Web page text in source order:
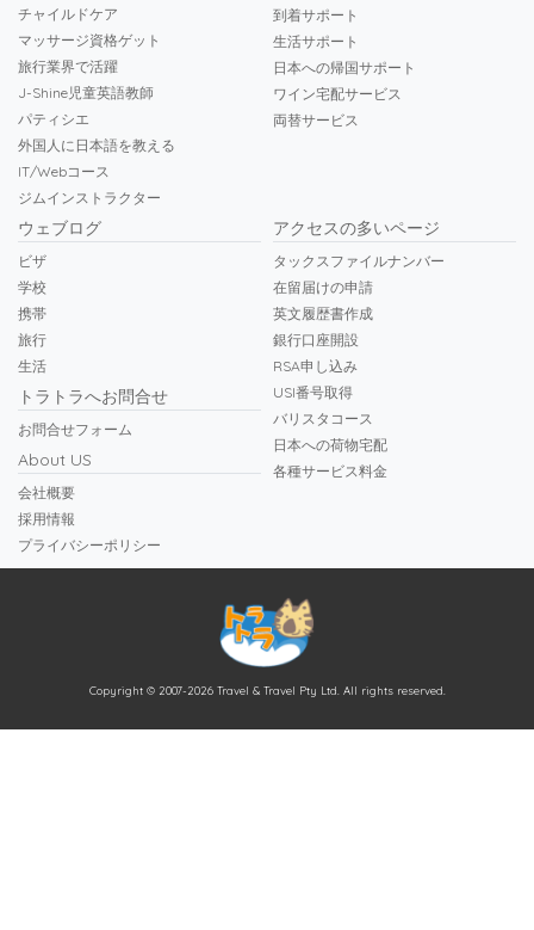
チャイルドケア
マッサージ資格ゲット
旅行業界で活躍
J-Shine児童英語教師
パティシエ
外国人に日本語を教える
IT/Webコース
ジムインストラクター
到着サポート
生活サポート
日本への帰国サポート
ワイン宅配サービス
両替サービス
ウェブログ
ビザ
学校
携帯
旅行
生活
トラトラへお問合せ
お問合せフォーム
About US
会社概要
採用情報
プライバシーポリシー
アクセスの多いページ
タックスファイルナンバー
在留届けの申請
英文履歴書作成
銀行口座開設
RSA申し込み
USI番号取得
バリスタコース
日本への荷物宅配
各種サービス料金
Copyright © 2007-2026 Travel & Travel Pty Ltd. All rights reserved.